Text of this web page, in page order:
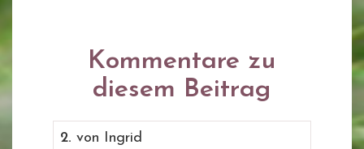
Kommentare zu
diesem Beitrag
2. von Ingrid